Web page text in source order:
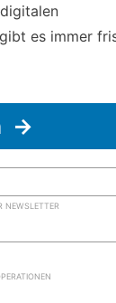
es immer
→
NEWSLETTER